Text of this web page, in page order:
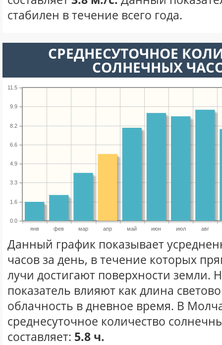
стабилен в течение всего года.
СРЕДНЕСУТОЧНОЕ
СОЛНЕЧНЫХ
янв фев мар апр май июн июл авг
0.0
1.6
3.3
4.9
6.6
8.2
9.9
11.5
Данный график показывает
часов за день, в течение которых
лучи достигают поверхности земли.
показатель влияют как длина
облачность в дневное время. В
среднесуточное количество
составляет: 5.8 ч.